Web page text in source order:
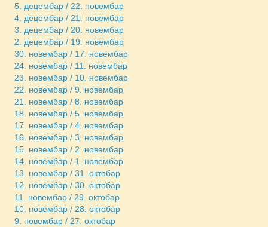
5. децембар / 22. новембар
4. децембар / 21. новембар
3. децембар / 20. новембар
2. децембар / 19. новембар
30. новембар / 17. новембар
24. новембар / 11. новембар
23. новембар / 10. новембар
22. новембар / 9. новембар
21. новембар / 8. новембар
18. новембар / 5. новембар
17. новембар / 4. новембар
16. новембар / 3. новембар
15. новембар / 2. новембар
14. новембар / 1. новембар
13. новембар / 31. октобар
12. новембар / 30. октобар
11. новембар / 29. октобар
10. новембар / 28. октобар
9. новембар / 27. октобар